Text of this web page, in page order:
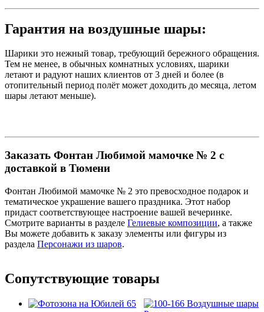
Гарантия на воздушные шары:
Шарики это нежный товар, требующий бережного обращения.
Тем не менее, в обычных комнатных условиях, шарики
летают и радуют наших клиентов от 3 дней и более (в
отопительный период полёт может доходить до месяца, летом
шары летают меньше).
Заказать Фонтан Любимой мамочке № 2 с
доставкой в Тюмени
Фонтан Любимой мамочке № 2 это превосходное подарок и
тематическое украшение вашего праздника. Этот набор
придаст соответствующее настроение вашей вечеринке.
Смотрите варианты в разделе Гелиевые композиции, а также
Вы можете добавить к заказу элементы или фигуры из
раздела Персонажи из шаров.
Сопутствующие товары